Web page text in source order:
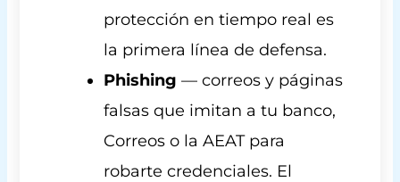
protección en tiempo real es
la primera línea de defensa.
Phishing — correos y páginas
falsas que imitan a tu banco,
Correos o la AEAT para
robarte credenciales. El